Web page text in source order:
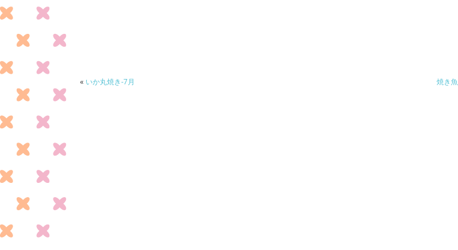
« いか丸焼き-7月 焼き魚